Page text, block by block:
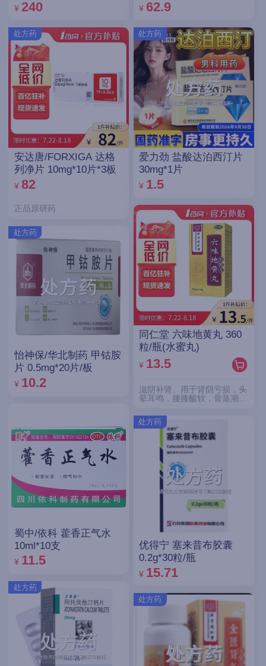
¥ 240
处方药
安达唐/FORXIGA 达格
列净片 10mg*10片*3板
¥ 82
正品原研药
处方药
怡神保/华北制药 甲钴胺
片 0.5mg*20片/板
¥ 10.2
蜀中/依科 藿香正气水
10ml*10支
¥ 11.5
处方药
¥ 62.9
处方药
爱力劲 盐酸达泊西汀片
30mg*1片
¥ 1.5
同仁堂 六味地黄丸 360
粒/瓶(水蜜丸)
¥ 13.5
滋阴补肾。用于肾阴亏损，头
晕耳鸣，腰膝酸软，骨蒸潮
处方药
优得宁 塞来昔布胶囊
0.2g*30粒/瓶
¥ 15.71
处方药